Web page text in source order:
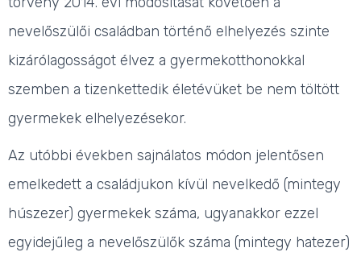
nevelőszülői családban történő elhelyezés szinte
kizárólagosságot élvez a gyermekotthonokkal
szemben a tizenkettedik életévüket be nem töltött
gyermekek elhelyezésekor.
Az utóbbi években sajnálatos módon jelentősen
emelkedett a családjukon kívül nevelkedő (mintegy
húszezer) gyermekek száma, ugyanakkor ezzel
egyidejűleg a nevelőszülők száma (mintegy hatezer)